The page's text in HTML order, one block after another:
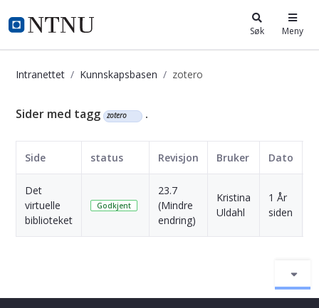
i.ntnu.no Søk Meny
Intranettet Kunnskapsbasen zotero
Kunnskapsbasen
Sider med tagg zotero .
Side status Revisjon Bruker Dato
Det
virtuelle
biblioteket
Godkjent
23.7
(Mindre
endring)
Kristina
Uldahl
1 År
siden